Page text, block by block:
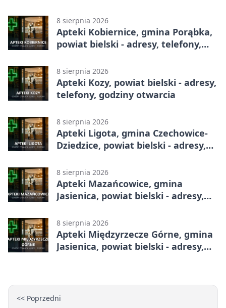
8 sierpnia 2026
Apteki Kobiernice, gmina Porąbka,
powiat bielski - adresy, telefony,
8 sierpnia 2026
Apteki Kozy, powiat bielski - adresy,
telefony, godziny otwarcia
8 sierpnia 2026
Apteki Ligota, gmina Czechowice-
Dziedzice, powiat bielski - adresy,
8 sierpnia 2026
Apteki Mazańcowice, gmina
Jasienica, powiat bielski - adresy,
8 sierpnia 2026
Apteki Międzyrzecze Górne, gmina
Jasienica, powiat bielski - adresy,
<< Poprzedni